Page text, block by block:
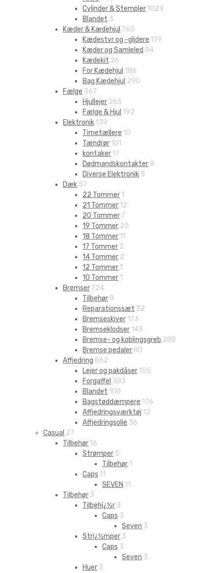
Cylinder & Stempler 1024
Blandet 3
Kæder & Kædehjul 765
Kædestyr og -glidere 179
Kæder og Samleled 84
Kædekit 26
For Kædehjul 186
Bag Kædehjul 290
Fælge 367
Hjullejer 265
Fælge & Hjul 192
Elektronik 139
Timetællere 10
Tændrør 101
kontaker 17
Dødmandskontakter 8
Diverse Elektronik 3
Dæk 57
22 Tommer 1
21 Tommer 12
20 Tommer 7
19 Tommer 20
18 Tommer 11
17 Tommer 2
14 Tommer 2
12 Tommer 1
10 Tommer 1
Bremser 724
Tilbehør 8
Reparationssæt 32
Bremseskiver 173
Bremseklodser 143
Bremse- og koblingsgreb 288
Bremse pedaler 80
Affjedring 862
Lejer og pakdåser 155
Forgaffel 383
Blandet 100
Bagstøddæmpere 176
Affjedringsværktøj 12
Affjedringsolie 36
Casual 27
Tilbehør 16
Strømper 5
Tilbehør 1
Caps 11
SEVEN 11
Tilbehør 3
Tilbehï¿½r 3
Caps 3
Seven 3
Strï¿½mper 3
Caps 3
Seven 3
Huer 3